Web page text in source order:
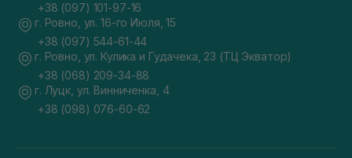
+38 (097) 101-97-16
г. Ровно, ул. 16-го Июля, 15
+38 (097) 544-61-44
г. Ровно, ул. Кулика и Гудачека, 23 (ТЦ Экватор)
+38 (068) 209-34-88
г. Луцк, ул. Винниченка, 4
+38 (098) 076-60-62